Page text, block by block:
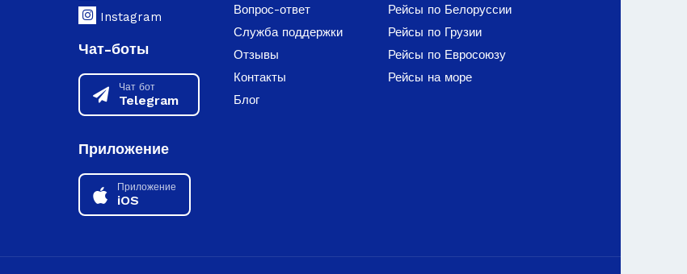
Instagram
Чат-боты
Чат бот
Telegram
Приложение
Приложение
iOS
Вопрос-ответ
Служба поддержки
Отзывы
Контакты
Блог
Рейсы по Белоруссии
Рейсы по Грузии
Рейсы по Евросоюзу
Рейсы на море